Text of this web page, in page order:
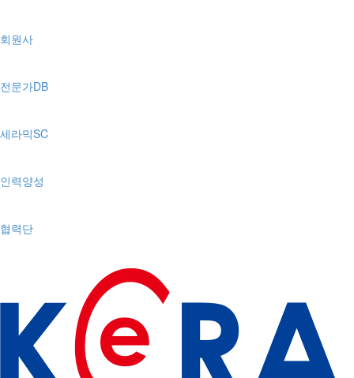
회원사
전문가DB
세라믹SC
인력양성
협력단